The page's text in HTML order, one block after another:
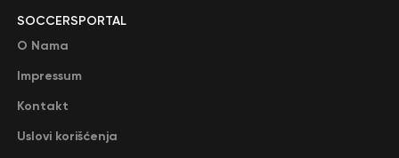
SOCCERSPORTAL
O Nama
Impressum
Kontakt
Uslovi korišćenja